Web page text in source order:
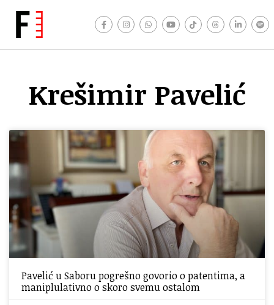
Krešimir Pavelić
Pavelić u Saboru pogrešno govorio o patentima, a
maniplulativno o skoro svemu ostalom